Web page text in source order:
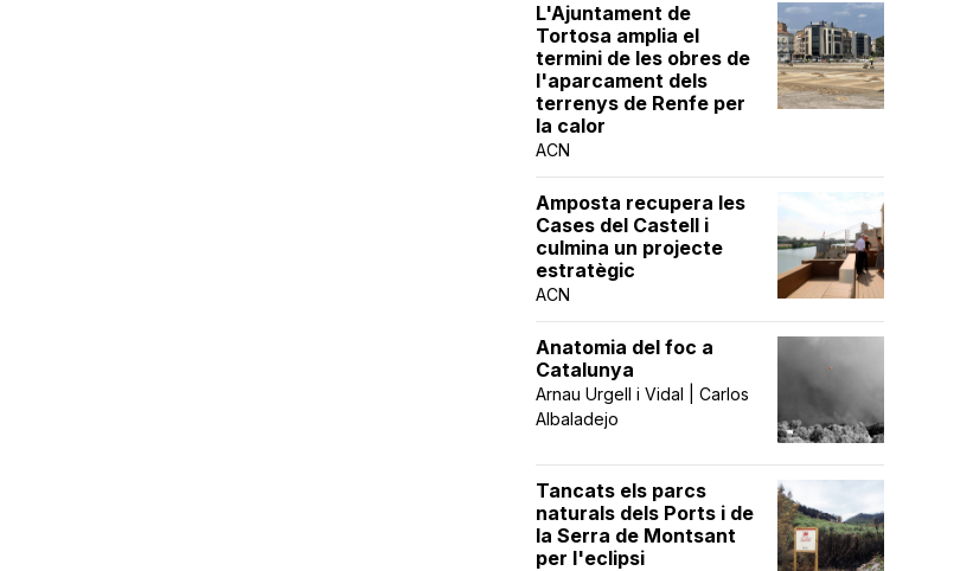
L'Ajuntament de
Tortosa amplia el
termini de les obres de
l'aparcament dels
terrenys de Renfe per
la calor
ACN
Amposta recupera les
Cases del Castell i
culmina un projecte
estratègic
ACN
Anatomia del foc a
Catalunya
Arnau Urgell i Vidal | Carlos
Albaladejo
Tancats els parcs
naturals dels Ports i de
la Serra de Montsant
per l'eclipsi